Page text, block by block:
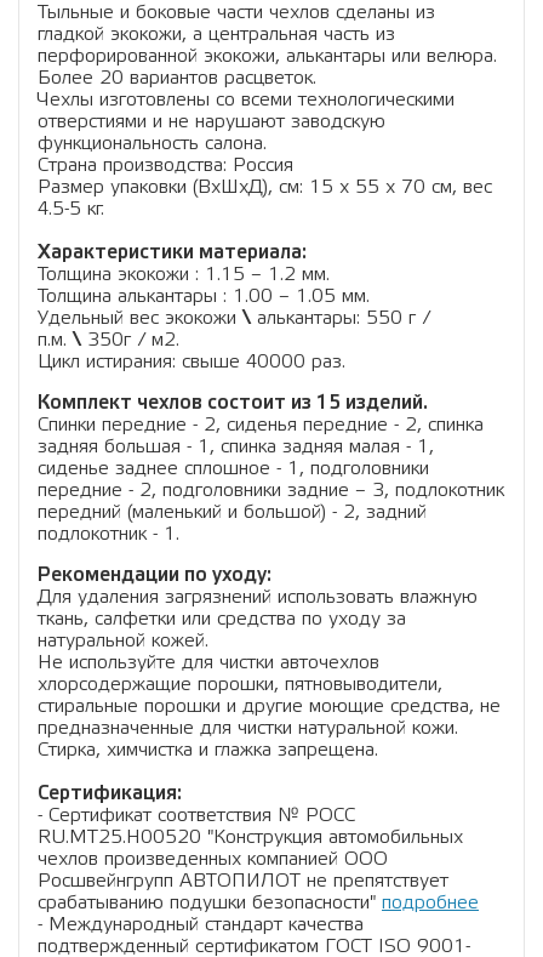
Тыльные и боковые части чехлов сделаны из
гладкой экокожи, а центральная часть из
перфорированной экокожи, алькантары или велюра.
Более 20 вариантов расцветок.
Чехлы изготовлены со всеми технологическими
отверстиями и не нарушают заводскую
функциональность салона.
Страна производства: Россия
Размер упаковки (ВхШхД), см: 15 x 55 x 70 см, вес
4.5-5 кг.
Характеристики материала:
Толщина экокожи : 1.15 – 1.2 мм.
Толщина алькантары : 1.00 – 1.05 мм.
Удельный вес экокожи \алькантары: 550 г /
п.м. \350г / м2.
Цикл истирания: свыше 40000 раз.
Комплект чехлов состоит из 15 изделий.
Cпинки передние - 2, сиденья передние - 2, спинка
задняя большая - 1, спинка задняя малая - 1,
сиденье заднее сплошное - 1, подголовники
передние - 2, подголовники задние – 3, подлокотник
передний (маленький и большой) - 2, задний
подлокотник - 1.
Рекомендации по уходу:
Для удаления загрязнений использовать влажную
ткань, салфетки или средства по уходу за
натуральной кожей.
Не используйте для чистки авточехлов
хлорсодержащие порошки, пятновыводители,
стиральные порошки и другие моющие средства, не
предназначенные для чистки натуральной кожи.
Стирка, химчистка и глажка запрещена.
Сертификация:
- Сертификат соответствия № РОСС
RU.МТ25.Н00520 "Конструкция автомобильных
чехлов произведенных компанией ООО
Росшвейнгрупп АВТОПИЛОТ не препятствует
срабатыванию подушки безопасности" подробнее
- Международный стандарт качества
подтвержденный сертификатом ГОСТ ISO 9001-